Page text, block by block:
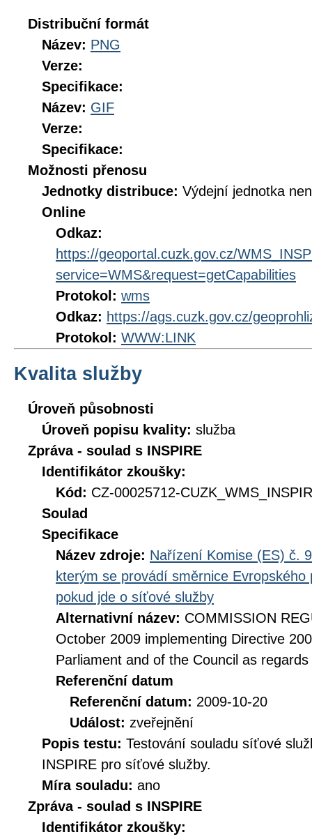
Distribuční formát
Název: PNG
Verze:
Specifikace:
Název: GIF
Verze:
Specifikace:
Možnosti přenosu
Jednotky distribuce: Výdejní jednotka
Online
Odkaz:
https://geoportal.cuzk.gov.cz/
service=WMS&request=getCapabilities
Protokol: wms
Odkaz: https://ags.cuzk.gov.cz/
Protokol: WWW:LINK
Kvalita služby
Úroveň působnosti
Úroveň popisu kvality: služba
Zpráva - soulad s INSPIRE
Identifikátor zkoušky:
Kód: CZ-00025712-
Soulad
Specifikace
Název zdroje: Nařízení Komise (ES) č.
kterým se provádí směrnice
pokud jde o síťové služby
Alternativní název: COMMISSION
October 2009 implementing Directive
Parliament and of the Council as
Referenční datum
Referenční datum: 2009-10-20
Událost: zveřejnění
Popis testu: Testování souladu síťové
INSPIRE pro síťové služby.
Míra souladu: ano
Zpráva - soulad s INSPIRE
Identifikátor zkoušky: